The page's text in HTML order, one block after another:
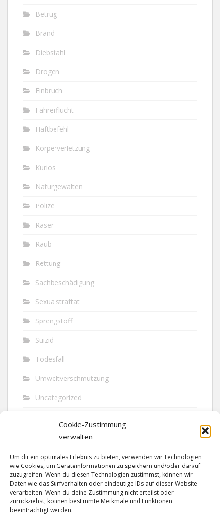
Cookie-Zustimmung
verwalten
Um dir ein optimales Erlebnis zu bieten, verwenden wir Technologien
wie Cookies, um Geräteinformationen zu speichern und/oder darauf
zuzugreifen. Wenn du diesen Technologien zustimmst, können wir
Daten wie das Surfverhalten oder eindeutige IDs auf dieser Website
verarbeiten. Wenn du deine Zustimmung nicht erteilst oder
zurückziehst, können bestimmte Merkmale und Funktionen
beeinträchtigt werden.
Betrug
Brand
Diebstahl
Drogen
Einbruch
Fahrerflucht
Haftbefehl
Körperverletzung
Kurios
Naturgewalten
Polizei
Raser
Raub
Rettung
Sachbeschädigung
Sexualstraftat
Sprengstoff
Suizid
Todesfall
Umweltverschmutzung
Uncategorized
Vandalismus
Verkehr
Verkehrsunfall
Vermisst
Waffen